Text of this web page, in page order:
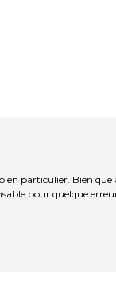
particulier. Bien
pour quelque